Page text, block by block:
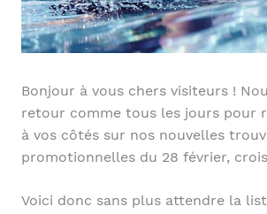
Bonjour à vous chers visiteurs !
retour comme tous les jours pour
à vos côtés sur nos nouvelles
promotionnelles du 28 février,
Voici donc sans plus attendre la